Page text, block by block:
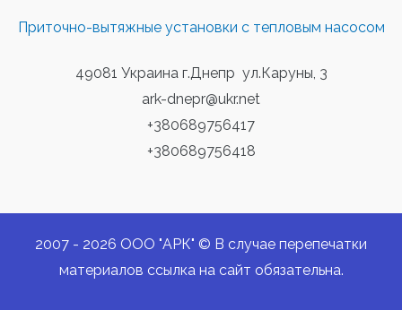
Приточно-вытяжные установки с тепловым насосом
49081 Украина г.Днепр ул.Каруны, 3
ark-dnepr@ukr.net
+380689756417
+380689756418
2007 - 2026 ООО "АРК" © В случае перепечатки
материалов ссылка на сайт обязательна.